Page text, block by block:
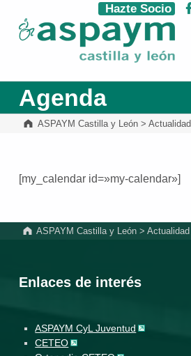
ASPAYM Castilla y León
Hazte Socio
Agenda
ASPAYM Castilla y León> Actualidad
[my_calendar id=»my-calendar»]
ASPAYM Castilla y León >Actualidad
Enlaces de interés
ASPAYM CyL Juventud
CETEO